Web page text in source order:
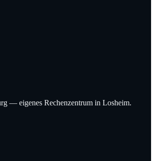
— eigenes Rechenzentrum in Losheim.